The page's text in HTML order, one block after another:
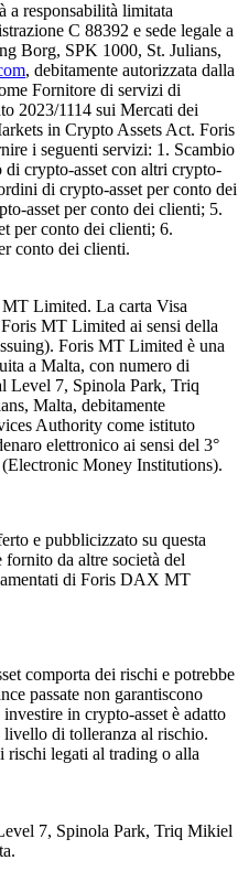
responsabilità limitata
C 88392 e sede legale a
Borg, SPK 1000, St. Julians,
, debitamente autorizzata dalla
Fornitore di servizi di
2023/1114 sui Mercati dei
in Crypto Assets Act. Foris
i seguenti servizi: 1. Scambio
crypto-asset con altri crypto-
di crypto-asset per conto dei
asset per conto dei clienti; 5.
per conto dei clienti; 6.
conto dei clienti.
Limited. La carta Visa
Foris MT Limited ai sensi della
Foris MT Limited è una
a Malta, con numero di
Level 7, Spinola Park, Triq
Malta, debitamente
Authority come istituto
elettronico ai sensi del 3°
Money Institutions).
e pubblicizzato su questa
fornito da altre società del
di Foris DAX MT
comporta dei rischi e potrebbe
passate non garantiscono
in crypto-asset è adatto
di tolleranza al rischio.
legati al trading o alla
7, Spinola Park, Triq Mikiel